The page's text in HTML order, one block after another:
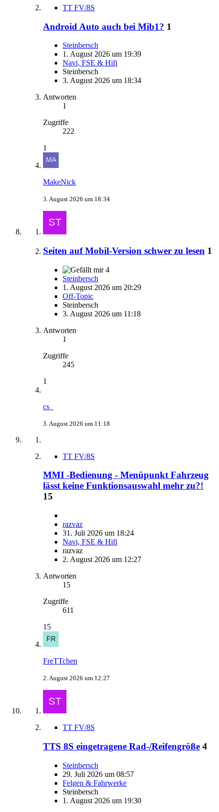
TT FV/8S
Android Auto auch bei Mib1? 1
Steinbersch
1. August 2026 um 19:39
Navi, FSE & Hifi
Steinbersch
3. August 2026 um 18:34
Antworten
1
Zugriffe
222
1
MakeNick
3. August 2026 um 18:34
Seiten auf Mobil-Version schwer zu lesen 1
4
Steinbersch
1. August 2026 um 20:29
Off-Topic
Steinbersch
3. August 2026 um 11:18
Antworten
1
Zugriffe
245
1
cs_
3. August 2026 um 11:18
TT FV/8S
MMI -Bedienung - Menüpunkt Fahrzeug
lässt keine Funktionsauswahl mehr zu?!
15
razvaz
31. Juli 2026 um 18:24
Navi, FSE & Hifi
razvaz
2. August 2026 um 12:27
Antworten
15
Zugriffe
611
15
FreTTchen
2. August 2026 um 12:27
TT FV/8S
TTS 8S eingetragene Rad-/Reifengröße 4
Steinbersch
29. Juli 2026 um 08:57
Felgen & Fahrwerke
Steinbersch
1. August 2026 um 19:30